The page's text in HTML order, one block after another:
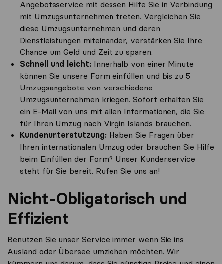
Angebotsservice mit dessen Hilfe Sie in Verbindung
mit Umzugsunternehmen treten. Vergleichen Sie
diese Umzugsunternehmen und deren
Dienstleistungen miteinander, verstärken Sie Ihre
Chance um Geld und Zeit zu sparen.
Schnell und leicht: Innerhalb von einer Minute
können Sie unsere Form einfüllen und bis zu 5
Umzugsangebote von verschiedene
Umzugsunternehmen kriegen. Sofort erhalten Sie
ein E-Mail von uns mit allen Informationen, die Sie
für Ihren Umzug nach Virgin Islands brauchen.
Kundenunterstützung: Haben Sie Fragen über
Ihren internationalen Umzug oder brauchen Sie Hilfe
beim Einfüllen der Form? Unser Kundenservice
steht für Sie bereit. Rufen Sie uns an!
Nicht-Obligatorisch und
Effizient
Benutzen Sie unser Service immer wenn Sie ins
Ausland oder Übersee umziehen möchten. Wir